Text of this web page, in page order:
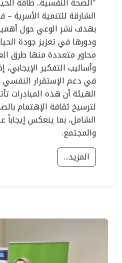
الشارقة للتنمية الأسرية
بهدف نشر الوعي حول
ودورها في تعزيز جودة
محاور متعددة منها طرق
وأساليب التفكير
في دعم الإستقرار النفسي
الهيئة أن هذه المبادرات
لترسيخ ثقافة الإهتمام
الشامل، بما ينعكس إيجاباً
والمجتمع.
المزيد...